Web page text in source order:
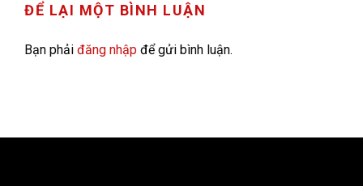
ĐỂ LẠI MỘT BÌNH LUẬN
Bạn phải đăng nhập để gửi bình luận.